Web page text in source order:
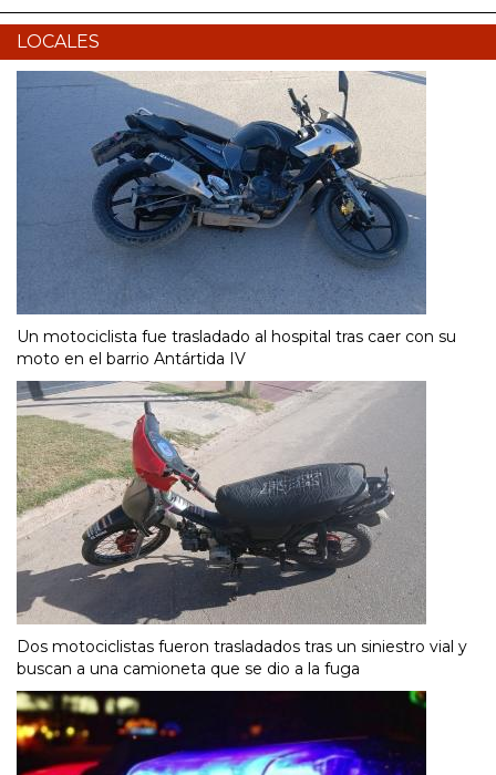
LOCALES
Un motociclista fue trasladado al hospital tras caer con su
moto en el barrio Antártida IV
Dos motociclistas fueron trasladados tras un siniestro vial y
buscan a una camioneta que se dio a la fuga